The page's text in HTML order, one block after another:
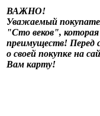
ВАЖНО!
Уважаемый
"Сто веков", которая
преимуществ! Перед
о своей покупке на
Вам карту!